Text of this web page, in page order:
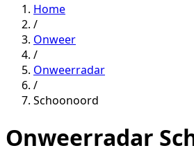
Home
/
Onweer
/
Onweerradar
/
Schoonoord
Onweerradar